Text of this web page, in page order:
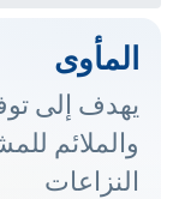
المأوى
يهدف إلى
والملائم
النزاعات